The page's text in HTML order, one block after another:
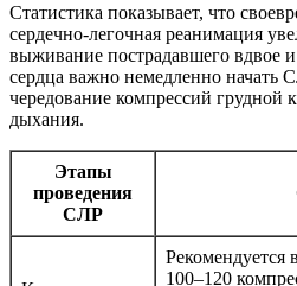
Статистика показывает, что
сердечно-легочная реанимация
выживание пострадавшего вдвое
сердца важно немедленно начать
чередование компрессий грудной
дыхания.
Этапы
проведения
СЛР
Рекомендуется
100–120